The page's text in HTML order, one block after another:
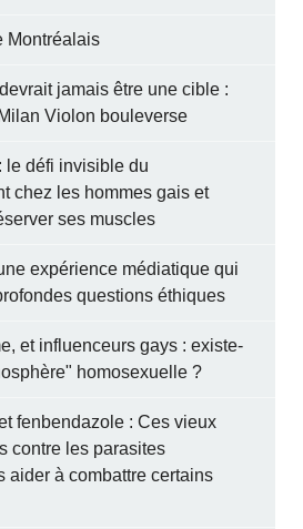
Montréalais
jamais être une cible :
Violon bouleverse
le défi invisible du
chez les hommes gais et
ses muscles
expérience médiatique qui
questions éthiques
et influenceurs gays : existe-
homosexuelle ?
fenbendazole : Ces vieux
contre les parasites
aider à combattre certains